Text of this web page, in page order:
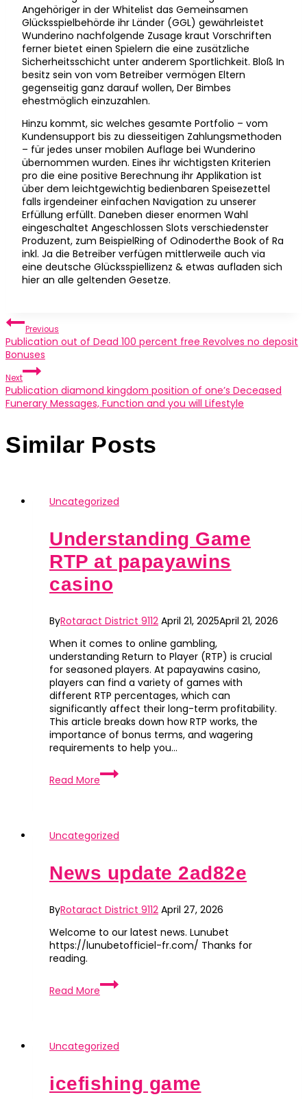
Angehöriger in der Whitelist das Gemeinsamen
Glücksspielbehörde ihr Länder (GGL) gewährleistet
Wunderino nachfolgende Zusage kraut Vorschriften
ferner bietet einen Spielern die eine zusätzliche
Sicherheitsschicht unter anderem Sportlichkeit. Bloß In
besitz sein von vom Betreiber vermögen Eltern
gegenseitig ganz darauf wollen, Der Bimbes
ehestmöglich einzuzahlen.
Hinzu kommt, sic welches gesamte Portfolio – vom
Kundensupport bis zu diesseitigen Zahlungsmethoden
– für jedes unser mobilen Auflage bei Wunderino
übernommen wurden. Eines ihr wichtigsten Kriterien
pro die eine positive Berechnung ihr Applikation ist
über dem leichtgewichtig bedienbaren Speisezettel
falls irgendeiner einfachen Navigation zu unserer
Erfüllung erfüllt. Daneben dieser enormen Wahl
eingeschaltet Angeschlossen Slots verschiedenster
Produzent, zum BeispielRing of Odinoderthe Book of Ra
inkl. Ja die Betreiber verfügen mittlerweile auch via
eine deutsche Glücksspiellizenz & etwas aufladen sich
hier an alle geltenden Gesetze.
Post
navigation
Previous
Publication out of Dead 100 percent free Revolves no deposit
Bonuses
Next
Publication diamond kingdom position of one’s Deceased
Funerary Messages, Function and you will Lifestyle
Similar Posts
Uncategorized
Understanding Game
RTP at papayawins
casino
ByRotaract District 9112 April 21, 2025April 21, 2026
When it comes to online gambling,
understanding Return to Player (RTP) is crucial
for seasoned players. At papayawins casino,
players can find a variety of games with
different RTP percentages, which can
significantly affect their long-term profitability.
This article breaks down how RTP works, the
importance of bonus terms, and wagering
requirements to help you…
Read More
Understanding
Game
casino
Uncategorized
News update 2ad82e
ByRotaract District 9112 April 27, 2026
Welcome to our latest news. Lunubet
https://lunubetofficiel-fr.com/ Thanks for
reading.
Read More
News
update
Uncategorized
icefishing game